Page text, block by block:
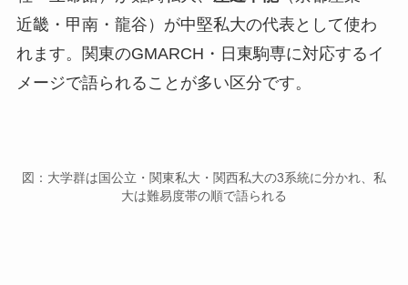
近畿・甲南・龍谷）が中堅私大の代表として使わ
れます。関東のGMARCH・日東駒専に対応するイ
メージで語られることが多い区分です。
図：大学群は国公立・関東私大・関西私大の3系統に分かれ、私
大は難易度帯の順で語られる